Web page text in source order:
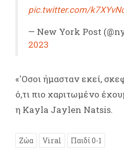
pic.twitter.com/
— New York Post
2023
«'Οσοι ήμασταν εκεί,
ό,τι πιο χαριτωμένο
η Kayla Jaylen Natsis.
Ζώα Viral Παιδί 0-1